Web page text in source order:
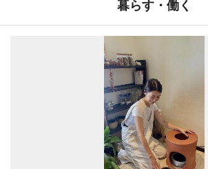
暮らす・働く